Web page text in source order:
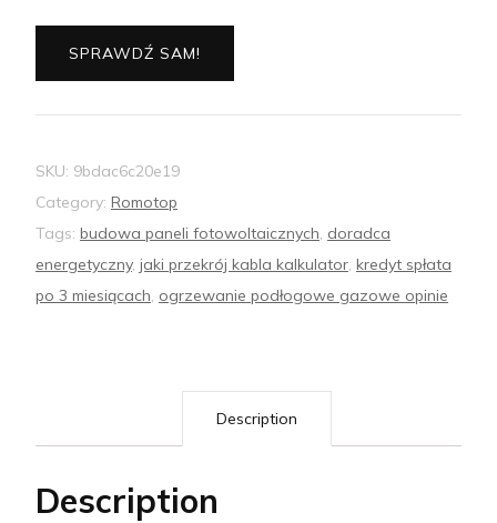
SPRAWDŹ SAM!
SKU: 9bdac6c20e19
Category: Romotop
Tags: budowa paneli fotowoltaicznych, doradca
energetyczny, jaki przekrój kabla kalkulator, kredyt spłata
po 3 miesiącach, ogrzewanie podłogowe gazowe opinie
Description
Description